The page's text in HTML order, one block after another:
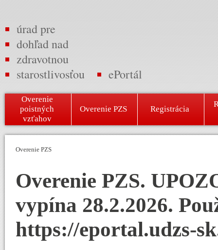
úrad pre
dohľad nad
zdravotnou
starostlivosťou
ePortál
Overenie
poistných
vzťahov
Overenie PZS Registrácia
Overenie PZS
Overenie PZS.
vypína 28.2.2026.
https://eportal.udzs-